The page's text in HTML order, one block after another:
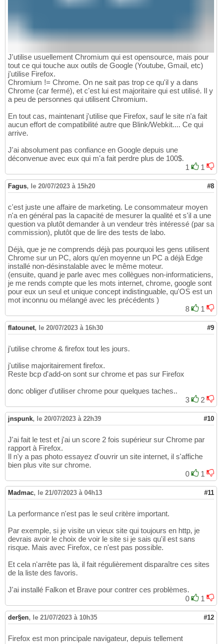
J'utilise usuellement Chromium qui est opensource, mais pour
tout ce qui touche aux outils de Google (Youtube, Gmail, etc)
j'utilise Firefox.
Chromium != Chrome. On ne sait pas trop ce qu'il y a dans
Chrome (car fermé), et c'est lui est majoritaire qui est utilisé. Il y
a peu de personnes qui utilisent Chromium.
En tout cas, maintenant j'utilise que Firefox, sauf le site n'a fait
aucun effort de compatibilité autre que Blink/Webkit.... Ce qui
arrive.
J'ai absolument pas confiance en Google depuis une
déconvenue avec eux qui m'a fait perdre plus de 100$.
1
1
Fagus, le 20/07/2023 à 15h20 #8
c'est juste une affaire de marketing. Le consommateur moyen
n'a en général pas la capacité de mesurer la qualité et s'il a une
question va plutôt demander à un vendeur très intéressé (par sa
commission), plutôt que de lire des tests de labo.
Déjà, que je ne comprends déjà pas pourquoi les gens utilisent
Chrome sur un PC, alors qu'en moyenne un PC a déjà Edge
installé non-désinstalable avec le même moteur.
(ensuite, quand je parle avec mes collègues non-informaticiens,
je me rends compte que les mots internet, chrome, google sont
pour eux un seul et unique concept indistinguable, qu'OS est un
mot inconnu ou mélangé avec les précédents )
8
1
flatounet, le 20/07/2023 à 16h30 #9
j'utilise chrome & firefox tout les jours.
j'utilise majoritairement firefox.
Reste bcp d'add-on sont sur chrome et pas sur Firefox
donc obliger d'utiliser chrome pour quelques taches..
3
2
jnspunk, le 20/07/2023 à 22h39 #10
J'ai fait le test et j'ai un score 2 fois supérieur sur Chrome par
rapport à Firefox.
Il n'y a pas photo essayez d'ouvrir un site internet, il s'affiche
bien plus vite sur chrome.
0
1
Madmac, le 21/07/2023 à 04h13 #11
La performance n'est pas le seul critère important.
Par exemple, si je visite un vieux site qui toujours en http, je
devrais avoir le choix de voir le site si je sais qu'il est sans
risque. Mais avec Firefox, ce n'est pas possible.
Et cela n'arrête pas là, il fait régulièrement disparaître ces sites
de la liste des favoris.
J'ai installé Falkon et Brave pour contrer ces problèmes.
0
1
der§en, le 21/07/2023 à 10h35 #12
Firefox est mon principale navigateur, depuis tellement